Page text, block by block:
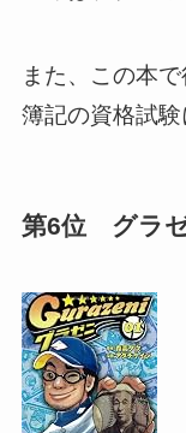
また、この本
簿記の資格試験
第6位 グラ